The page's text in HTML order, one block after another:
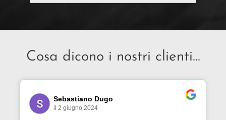
Cosa dicono i nostri clienti...
Sebastiano Dugo
il 2 giugno 2024